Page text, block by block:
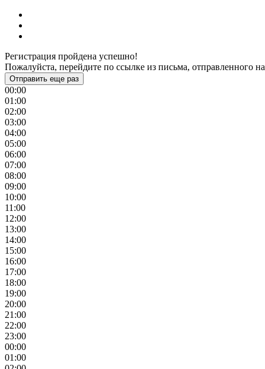
Регистрация пройдена успешно!
Пожалуйста, перейдите по ссылке из письма, отправленного на
Отправить еще раз
00:00
01:00
02:00
03:00
04:00
05:00
06:00
07:00
08:00
09:00
10:00
11:00
12:00
13:00
14:00
15:00
16:00
17:00
18:00
19:00
20:00
21:00
22:00
23:00
00:00
01:00